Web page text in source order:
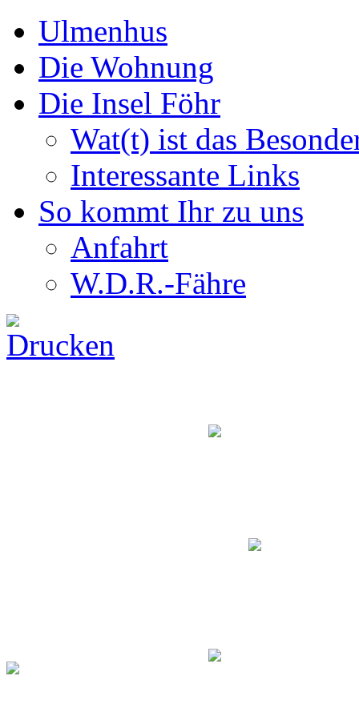
Ulmenhus
Die Wohnung
Die Insel Föhr
Wat(t) ist das
Interessante Links
So kommt Ihr zu uns
Anfahrt
W.D.R.-Fähre